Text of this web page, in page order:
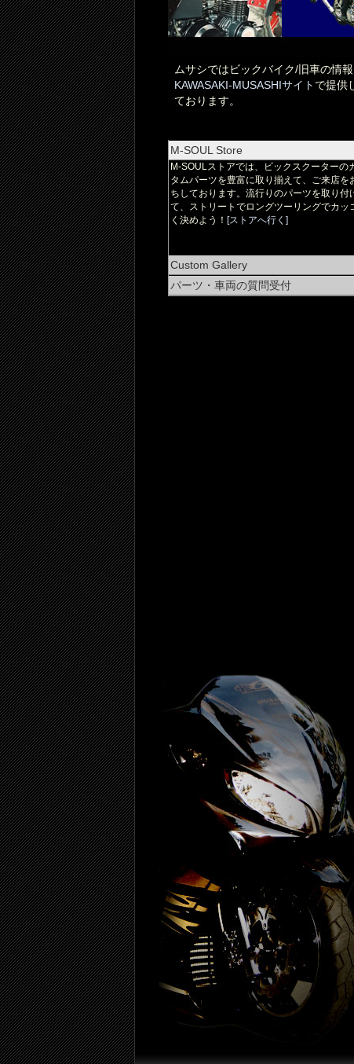
ムサシではビックバイク/旧車の情
KAWASAKI-MUSASHIサイト で提供
ております。
M-SOUL Store
M-SOULストアでは、ビックスクーターの
タムパーツを豊富に取り揃えて、ご来店を
ちしております。流行りのパーツを取り付
て、ストリートでロングツーリングでカッ
く決めよう！ [ストアへ行く]
Custom Gallery
パーツ・車両の質問受付